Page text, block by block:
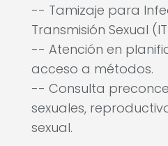
-- Tamizaje para
Transmisión Sexual
-- Atención en
acceso a métodos.
-- Consulta
sexuales,
sexual.